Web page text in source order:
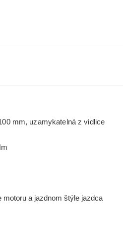
mm, uzamykatelná z vidlice
a jazdnom štýle jazdca